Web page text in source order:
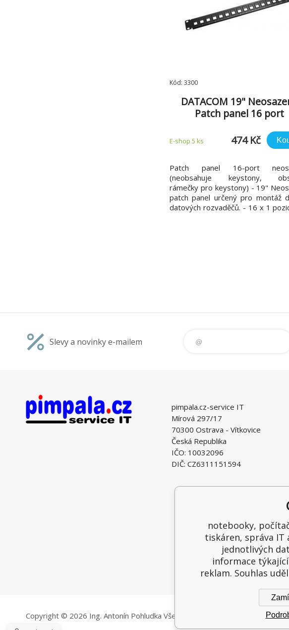
Kód: 3300
DATACOM 19"
Patch panel 16 port
E-shop 5 ks 474 Kč
Patch panel 16-port
(neobsahuje keystony,
rámečky pro keystony) - 19"
patch panel určený pro montáž
datových rozvaděčů. - 16 x 1
Slevy a novinky e-mailem
pimpala.cz-service IT
Mírová 297/17
70300 Ostrava - Vítkovice
Česká Republika
IČO: 10032096
DIČ: CZ6311151594
Copyright © 2026 Ing. Antonín Pohludka Všechna práva vyhrazena.
notebooky,
tiskáren, správa
jednotlivých
informace
reklam. Souhlas